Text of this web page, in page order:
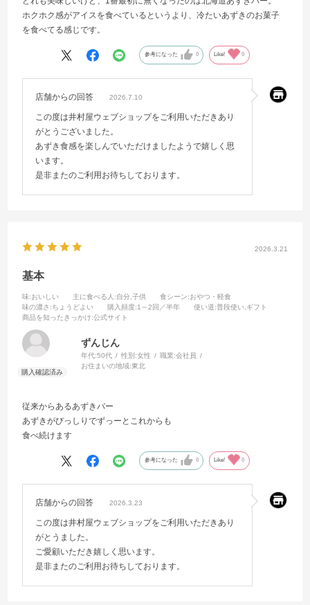
ホクホク感がアイスを食べているというより、冷たいあずきのお菓子
を食べてる感じです。
参考になった 0 Like! 0
店舗からの回答 2026.7.10
この度は井村屋ウェブショップをご利用いただきあり
がとうございました。
あずき食感を楽しんでいただけましたようで嬉しく思
います。
是非またのご利用お待ちしております。
2026.3.21
基本
味:おいしい 主に食べる人 :自分,子供 食シーン:おやつ・軽食
味の濃さ :ちょうどよい 購入頻度:1～2回／半年 使い道:普段使い,ギフト
商品を知ったきっかけ:公式サイト
ずんじん
年代:50代 性別:女性 職業:会社員
お住まいの地域:東北
従来からあるあずきバー
あずきがびっしりでずっーとこれからも
食べ続けます
参考になった 0 Like! 0
店舗からの回答 2026.3.23
この度は井村屋ウェブショップをご利用いただきあり
がとうました。
ご愛顧いただき嬉しく思います。
是非またのご利用お待ちしております。